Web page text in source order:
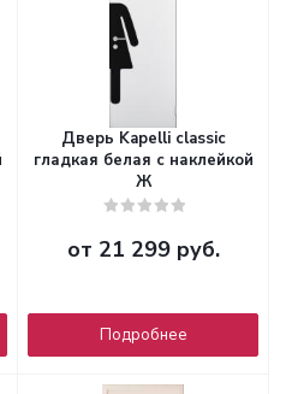
Дверь Kapelli classic
гладкая белая с наклейкой
Ж
от 21 299 руб.
Подробнее